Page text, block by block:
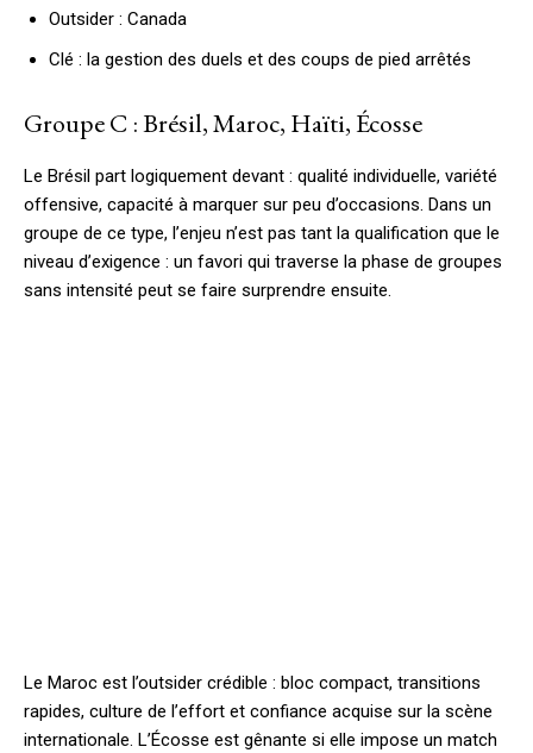
Outsider : Canada
Clé : la gestion des duels et des coups de pied arrêtés
Groupe C : Brésil, Maroc, Haïti, Écosse
Le Brésil part logiquement devant : qualité individuelle, variété
offensive, capacité à marquer sur peu d’occasions. Dans un
groupe de ce type, l’enjeu n’est pas tant la qualification que le
niveau d’exigence : un favori qui traverse la phase de groupes
sans intensité peut se faire surprendre ensuite.
Le Maroc est l’outsider crédible : bloc compact, transitions
rapides, culture de l’effort et confiance acquise sur la scène
internationale. L’Écosse est gênante si elle impose un match